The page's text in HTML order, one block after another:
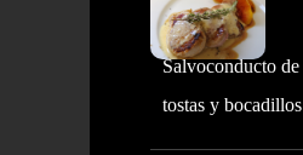
Salvoconducto de
tostas y bocadillos